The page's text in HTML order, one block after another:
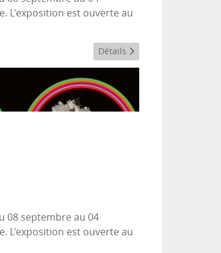
L'exposition est ouverte au
Détails
08 septembre au 04
L'exposition est ouverte au